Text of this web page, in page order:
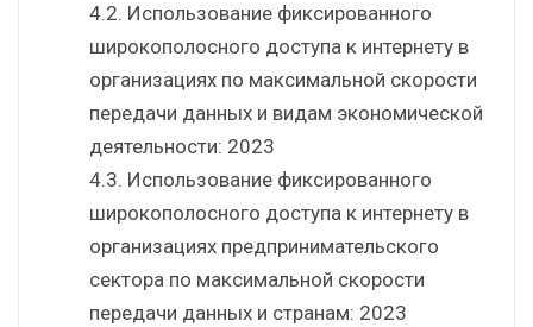
4.2. Использование фиксированного
широкополосного доступа к интернету в
организациях по максимальной скорости
передачи данных и видам экономической
деятельности: 2023
4.3. Использование фиксированного
широкополосного доступа к интернету в
организациях предпринимательского
сектора по максимальной скорости
передачи данных и странам: 2023